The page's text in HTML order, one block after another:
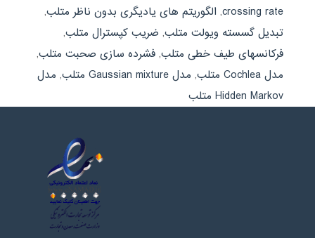
crossing rate
, الگوریتم های یادیگری بدون ناظر متلب,
تبدیل گسسته ویولت متلب, ضریب کپسترال متلب,
فرکانسهای طیف خطی متلب, فشرده سازی صحبت متلب,
مدل Cochlea متلب
, مدل Gaussian mixture متلب , مدل
Hidden Markov متلب